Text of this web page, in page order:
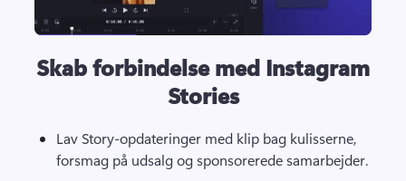
Skab forbindelse med Instagram
Stories
Lav Story-opdateringer med klip bag kulisserne,
forsmag på udsalg og sponsorerede samarbejder.